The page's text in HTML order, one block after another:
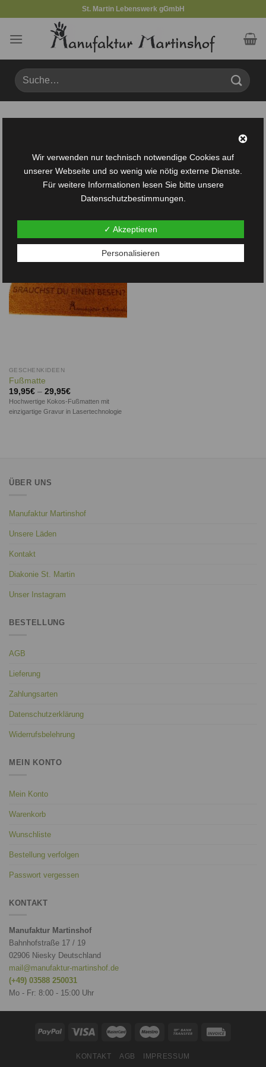
springen
St. Martin Lebenswerk gGmbH
Suche
nach:
Wunschliste
GESCHENKIDEEN
Fußmatte
19,95€– 29,95€
Hochwertige Kokos-Fußmatten mit
einzigartige Gravur in Lasertechnologie
ÜBER UNS
Manufaktur Martinshof
Unsere Läden
Kontakt
Diakonie St. Martin
Unser Instagram
BESTELLUNG
AGB
Lieferung
Zahlungsarten
Datenschutzerklärung
Widerrufsbelehrung
MEIN KONTO
Mein Konto
Warenkorb
Wunschliste
Bestellung verfolgen
Passwort vergessen
KONTAKT
Manufaktur Martinshof
Bahnhofstraße 17 / 19
02906 Niesky Deutschland
mail@manufaktur-martinshof.de
(+49) 03588 250031
Mo - Fr: 8:00 - 15:00 Uhr
KONTAKT AGB IMPRESSUM
Wir verwenden nur technisch notwendige Cookies auf
unserer Webseite und so wenig wie nötig externe Dienste.
Für weitere Informationen lesen Sie bitte unsere
Datenschutzbestimmungen.
✓ Akzeptieren
Personalisieren